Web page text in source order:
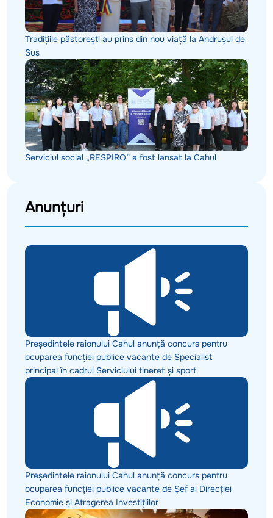
Tradițiile păstorești au prins din nou viață la Andrușul de
Sus
Serviciul social „RESPIRO” a fost lansat la Cahul
Anunțuri
Președintele raionului Cahul anunță concurs pentru
ocuparea funcției publice vacante de Specialist
principal în cadrul Serviciului tineret și sport
Președintele raionului Cahul anunță concurs pentru
ocuparea funcției publice vacante de Șef al Direcției
Economie și Atragerea Investițiilor